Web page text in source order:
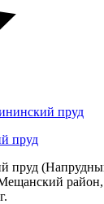
пруд
пруд